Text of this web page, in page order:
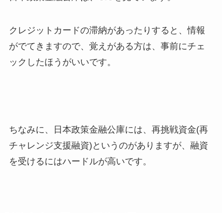
クレジットカードの滞納があったりすると、情報
がでてきますので、覚えがある方は、事前にチェ
ックしたほうがいいです。
ちなみに、日本政策金融公庫には、再挑戦資金(再
チャレンジ支援融資)というのがありますが、融資
を受けるにはハードルが高いです。